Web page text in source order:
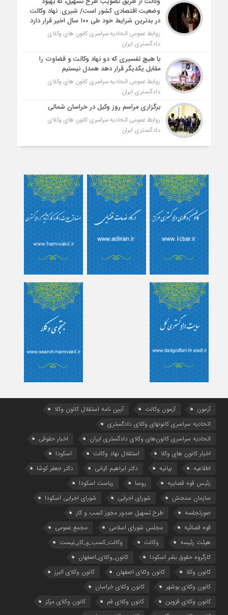
وضعیت اقتصادی کشور است/ شیری: نهاد وکالت
در بدترین شرایط خود طی ۱۰۰ سال اخیر قرار دارد
روابط عمومی اتحادیه سراسری کانون های وکلای
دادگستری ایران
با هیچ تفسیری که دو نهاد وکالت و قضاوت را
مقابل یکدیگر قرار دهد همدل نیستیم
روابط عمومی اتحادیه سراسری کانون های وکلای
دادگستری ایران
برگزاری مراسم روز وکیل در خراسان شمالی
روابط عمومی اتحادیه سراسری کانون های وکلای
دادگستری ایران
آزمون آزمون وکالت
آیین ‌نامه استقلال کانون وکلا
اتحادیه سراسری کانونهای وکلای دادگستری
اتحادیه سراسری کانون‌های وکلای دادگستری ایران
اخبار حقوقی
اخبار کانون های وکلا
استقلال نهاد وکالت
اسکودا
اطلاعیه
بیانیه دکتر ابراهیم کیانی
دکتر جعفر کوشا
رئیس قوه قضاییه
روسا
ریاست اسکودا
سازمان سنجش
شورای اجرایی
شورای اجرایی اسکودا
صورتجلسه
طرح تسهیل صدور مجوز کسب و کار
قوه قضائیه
مجلس شورای اسلامی
مجمع عمومی
هیئت رئیسه
وکالت
وکالت_کسب_و_کار_نیست
کارگروه حقوق بشر اسکودا
کانون_وکلای_اصفهان
کانون وکلا
کانون وکلای اصفهان
کانون وکلای البرز
کانون وکلای بوشهر
کانون وکلای خراسان
کانون وکلای قزوین
کانون وکلای قم
کانون وکلای مرکز